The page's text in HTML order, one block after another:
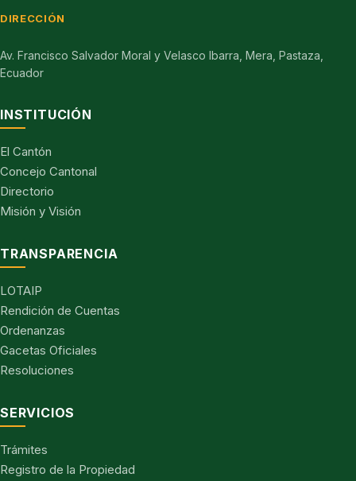
DIRECCIÓN
Av. Francisco Salvador Moral y Velasco Ibarra, Mera, Pastaza,
Ecuador
INSTITUCIÓN
El Cantón
Concejo Cantonal
Directorio
Misión y Visión
TRANSPARENCIA
LOTAIP
Rendición de Cuentas
Ordenanzas
Gacetas Oficiales
Resoluciones
SERVICIOS
Trámites
Registro de la Propiedad